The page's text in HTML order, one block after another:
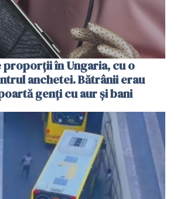
proporții în Ungaria, cu o
anchetei. Bătrânii erau
genți cu aur și bani